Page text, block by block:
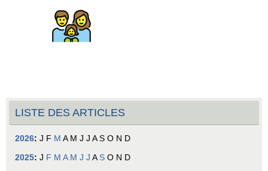
LISTE DES ARTICLES
2026: J F M A M J J A S O N D
2025: J F M A M J J A S O N D